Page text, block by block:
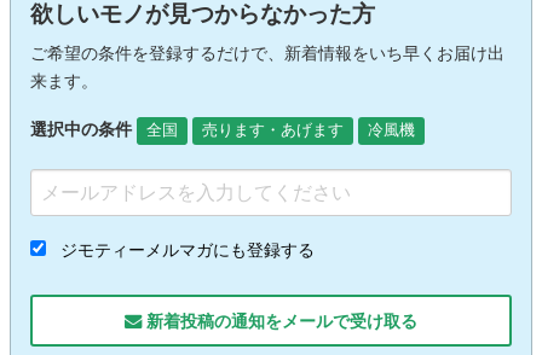
欲しいモノが見つからなかった方
ご希望の条件を登録するだけで、新着情報をいち早くお届け出
来ます。
選択中の条件 全国 売ります・あげます 冷風機
ジモティーメルマガにも登録する
新着投稿の通知をメールで受け取る